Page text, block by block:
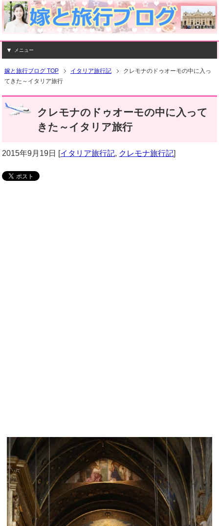
メニュー
嫁と旅行ブログ TOP イタリア旅行記
クレモナのドゥオーモの中に入っ
てきた～イタリア旅行
クレモナのドゥオーモの中に入って
きた～イタリア旅行
2015年9月19日 [イタリア旅行記, クレモナ旅行記]